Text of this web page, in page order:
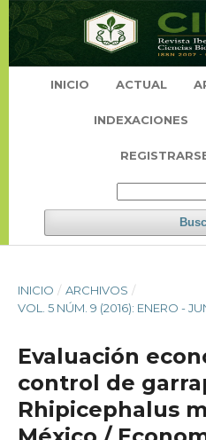
INICIO ACTUAL
INDEXACIONES
INICIO / ARCHIVOS /
VOL. 5 NÚM. 9 (2016): ENERO -
Evaluación
control de
Rhipicephalus